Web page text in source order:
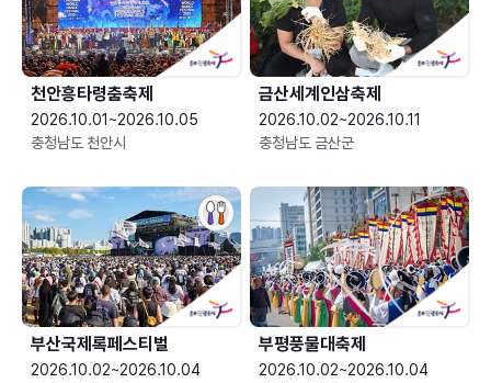
천안흥타령춤축제
2026.10.01~2026.10.05
충청남도 천안시
금산세계인삼축제
2026.10.02~2026.10.11
충청남도 금산군
부산국제록페스티벌
2026.10.02~2026.10.04
부평풍물대축제
2026.10.02~2026.10.04